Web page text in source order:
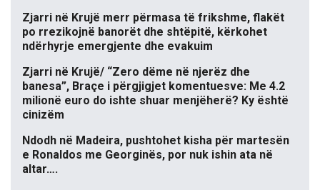
Zjarri në Krujë merr përmasa të frikshme, flakët
po rrezikojnë banorët dhe shtëpitë, kërkohet
ndërhyrje emergjente dhe evakuim
Zjarri në Krujë/ “Zero dëme në njerëz dhe
banesa”, Braçe i përgjigjet komentuesve: Me 4.2
milionë euro do ishte shuar menjëherë? Ky është
cinizëm
Ndodh në Madeira, pushtohet kisha për martesën
e Ronaldos me Georginës, por nuk ishin ata në
altar….